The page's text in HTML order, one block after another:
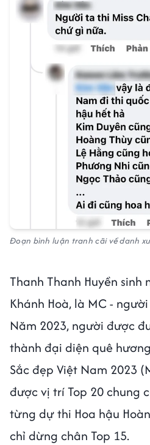
Đoạn bình luận tranh cãi về danh
Thanh Thanh Huyền sinh
Khánh Hoà, là MC -
Năm 2023, người được
thành đại diện quê
Sắc đẹp Việt Nam 2023
được vị trí Top 20 chung
từng dự thi Hoa hậu
chỉ dừng chân Top 15.